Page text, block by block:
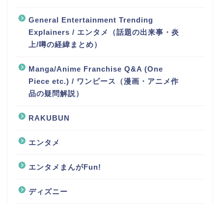
General Entertainment Trending
Explainers / エンタメ（話題の出来事・炎
上/噂の経緯まとめ）
Manga/Anime Franchise Q&A (One
Piece etc.) / ワンピース（漫画・アニメ作
品の疑問解説）
RAKUBUN
エンタメ
エンタメまんがFun!
ディズニー